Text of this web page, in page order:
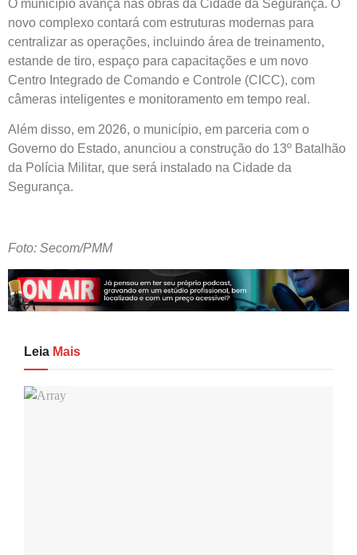
O município avança nas obras da Cidade da Segurança. O
novo complexo contará com estruturas modernas para
centralizar as operações, incluindo área de treinamento,
estande de tiro, espaço para capacitações e um novo
Centro Integrado de Comando e Controle (CICC), com
câmeras inteligentes e monitoramento em tempo real.
Além disso, em 2026, o município, em parceria com o
Governo do Estado, anunciou a construção do 13º Batalhão
da Polícia Militar, que será instalado na Cidade da
Segurança.
Foto: Secom/PMM
Leia Mais